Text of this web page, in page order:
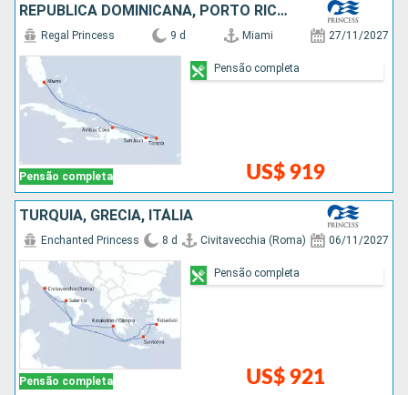
REPUBLICA DOMINICANA, PORTO RICO, ESTADOS UNIDOS
Pensão completa
Regal Princess 9 d Miami 27/11/2027
US$ 919
Pensão completa
TURQUIA, GRÉCIA, ITÁLIA
Pensão completa
Enchanted Princess 8 d Civitavecchia (Roma) 06/11/2027
US$ 921
Pensão completa